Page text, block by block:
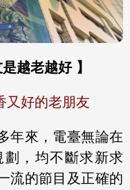
越老越好 】
又好的老朋友
年來，電臺無論在
，均不斷求新求
流的節目及正確的